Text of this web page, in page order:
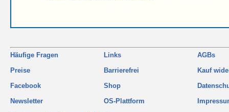
Häufige Fragen
Preise
Facebook
Newsletter
Links
Barrierefrei
Shop
OS-Plattform
AGBs
Kauf